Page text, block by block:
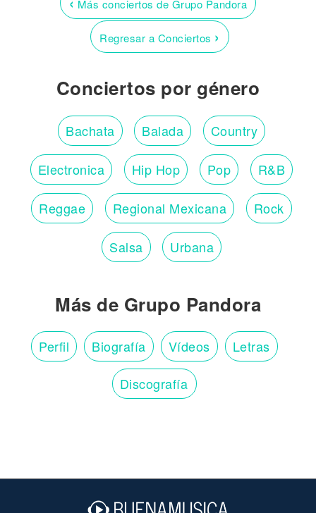
Más conciertos de Grupo Pandora
Regresar a Conciertos ›
Conciertos por género
Bachata Balada Country
Electronica Hip Hop Pop R&B
Reggae Regional Mexicana Rock
Salsa Urbana
Más de Grupo Pandora
Perfil Biografía Vídeos Letras
Discografía